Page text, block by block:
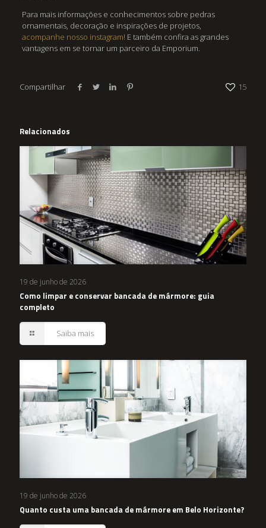
Para mais informações e conhecimentos sobre pedras
ornamentais, decoração e inspirações de projetos,
acompanhe nosso instagram! E também confira as grandes
vantagens em se tornar um parceiro da Emporium.
Compartilhar 15
Relacionados
19 de junho de 2026
Como limpar e conservar bancada de mármore: guia
completo
Saiba mais
19 de junho de 2026
Quanto custa uma bancada de mármore em Belo Horizonte?